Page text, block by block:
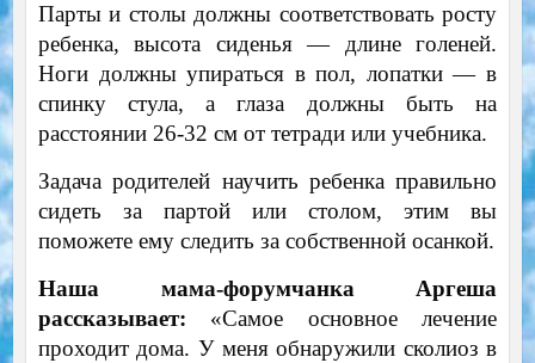
Парты и столы должны соответствовать росту
ребенка, высота сиденья — длине голеней.
Ноги должны упираться в пол, лопатки — в
спинку стула, а глаза должны быть на
расстоянии 26-32 см от тетради или учебника.
Задача родителей научить ребенка правильно
сидеть за партой или столом, этим вы
поможете ему следить за собственной осанкой.
Наша мама-форумчанка Аргеша
рассказывает: «Самое основное лечение
проходит дома. У меня обнаружили сколиоз в